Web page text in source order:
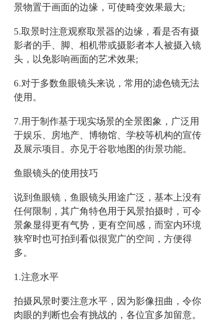
景物置于画面的边缘，可使畸变效果最大;
5.取景时注意观察取景器的边缘，看是否有摄
影者的手、脚、相机带或摄影者本人被摄入镜
头，以免影响画面的艺术效果;
6.对于多数鱼眼镜头来说，常用的滤色镜无法
使用。
7.用于制作基于现实场景的全景图象，广泛用
于娱乐、房地产、博物馆、学校等机构的宣传
及展示项目。亦见于谷歌地图的街景功能。
鱼眼镜头的使用技巧
说到鱼眼镜，鱼眼镜头用途广泛，基本上没有
任何限制，其广角特色用于风景拍摄时，可令
景象显得更有气势，更有空间感，而室内环境
狭窄时也可拍到看似很宽广的空间，方便得
多。
1.注意水平
拍摄风景时要注意水平，因为影像扭曲，令你
肉眼的判断也会有挑战的，各位宜多加留意。